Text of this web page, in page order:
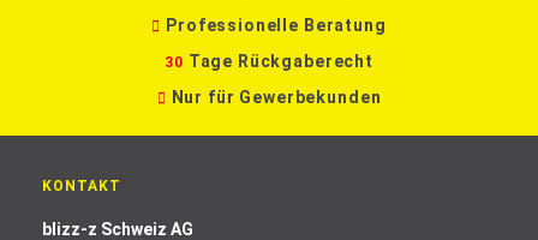
Professionelle Beratung
30 Tage Rückgaberecht
Nur für Gewerbekunden
KONTAKT
blizz-z Schweiz AG